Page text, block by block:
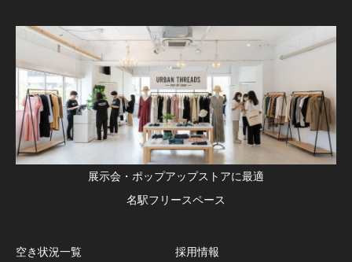
展示会・ポップアップストアに最適
名駅フリースペース
空き状況一覧 採用情報